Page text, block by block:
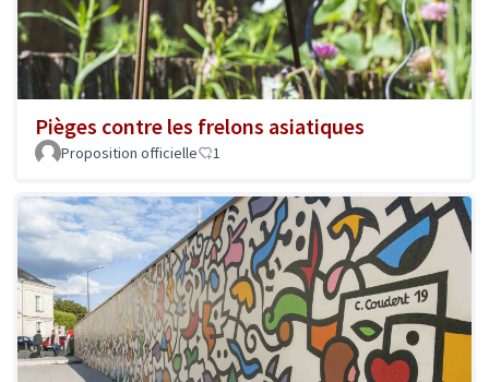
Pièges contre les frelons asiatiques
Proposition officielle 1